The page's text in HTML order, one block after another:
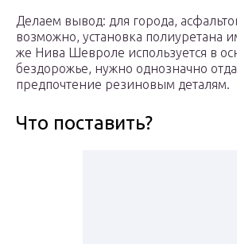
Делаем вывод: для города,
возможно, установка полиуретана
же Нива Шевроле используется в
бездорожье, нужно однозначно
предпочтение резиновым деталям.
Что поставить?